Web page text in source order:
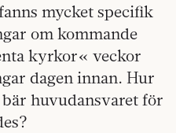
mycket specifik
om kommande
kyrkor« veckor
dagen innan. Hur
huvudansvaret för